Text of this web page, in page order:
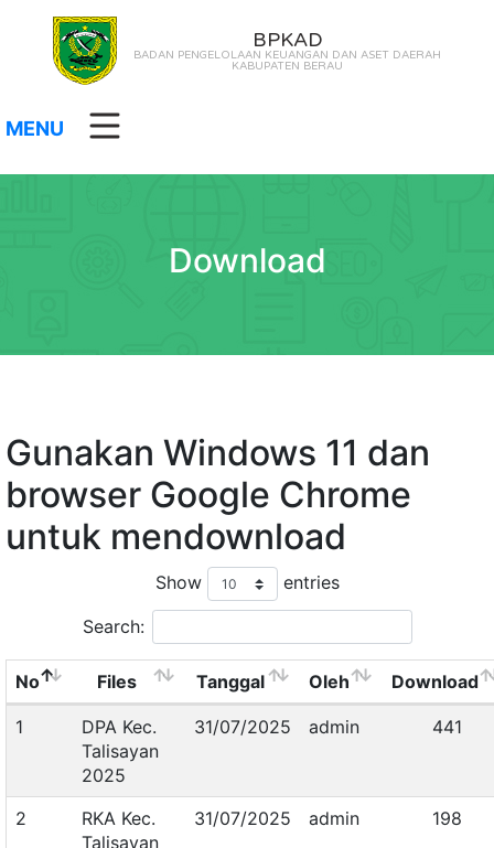
BPKAD
BADAN PENGELOLAAN KEUANGAN DAN ASET DAERAH
KABUPATEN BERAU
MENU
Download
Gunakan Windows 11 dan
browser Google Chrome
untuk mendownload
Show entries
Search:
No Files Tanggal Oleh Download
1
DPA Kec.
Talisayan
2025
31/07/2025 admin 441
2
RKA Kec.
Talisayan
31/07/2025 admin 198